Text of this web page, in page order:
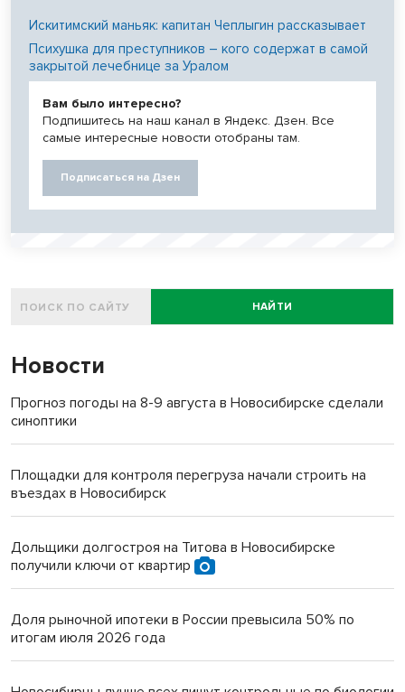
Искитимский маньяк: капитан Чеплыгин рассказывает
Психушка для преступников – кого содержат в самой
закрытой лечебнице за Уралом
Вам было интересно?
Подпишитесь на наш канал в Яндекс. Дзен. Все
самые интересные новости отобраны там.
Подписаться на Дзен
НАЙТИ
Новости
Прогноз погоды на 8-9 августа в Новосибирске сделали
синоптики
Площадки для контроля перегруза начали строить на
въездах в Новосибирск
Дольщики долгостроя на Титова в Новосибирске
получили ключи от квартир
Доля рыночной ипотеки в России превысила 50% по
итогам июля 2026 года